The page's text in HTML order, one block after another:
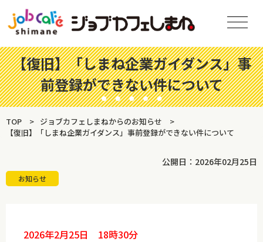
【復旧】「しまね企業ガイダンス」事
前登録ができない件について
TOP
ジョブカフェしまねからのお知らせ
【復旧】「しまね企業ガイダンス」事前登録ができない件について
公開日：2026年02月25日
お知らせ
2026年2月25日 18時30分